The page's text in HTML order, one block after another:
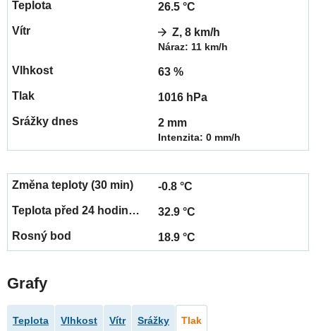
26.5 °C
Z, 8 km/h
Náraz: 11 km/h
63 %
1016 hPa
2 mm
Intenzita: 0 mm/h
-0.8 °C
32.9 °C
18.9 °C
Grafy
Teplota Vlhkost Vítr Srážky Tlak